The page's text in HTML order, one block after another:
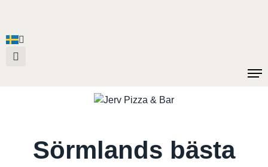
Sörmlands bästa